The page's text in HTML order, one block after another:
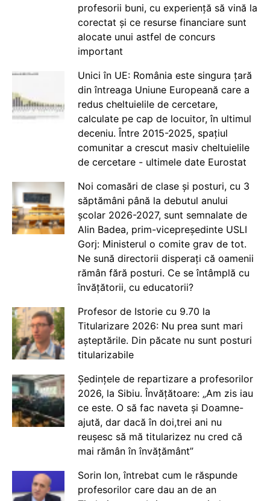
profesorii buni, cu experiență să vină la
corectat și ce resurse financiare sunt
alocate unui astfel de concurs
important
Unici în UE: România este singura țară
din întreaga Uniune Europeană care a
redus cheltuielile de cercetare,
calculate pe cap de locuitor, în ultimul
deceniu. Între 2015-2025, spațiul
comunitar a crescut masiv cheltuielile
de cercetare - ultimele date Eurostat
Noi comasări de clase și posturi, cu 3
săptămâni până la debutul anului
școlar 2026-2027, sunt semnalate de
Alin Badea, prim-vicepreședinte USLI
Gorj: Ministerul o comite grav de tot.
Ne sună directorii disperați că oamenii
rămân fără posturi. Ce se întâmplă cu
învățătorii, cu educatorii?
Profesor de Istorie cu 9.70 la
Titularizare 2026: Nu prea sunt mari
așteptările. Din păcate nu sunt posturi
titularizabile
Ședințele de repartizare a profesorilor
2026, la Sibiu. Învățătoare: „Am zis iau
ce este. O să fac naveta și Doamne-
ajută, dar dacă în doi,trei ani nu
reușesc să mă titularizez nu cred că
mai rămân în învățământ”
Sorin Ion, întrebat cum le răspunde
profesorilor care dau an de an